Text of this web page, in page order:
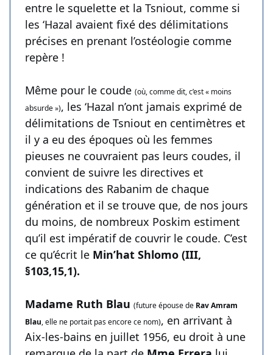
entre le squelette et la Tsniout, comme si
les ‘Hazal avaient fixé des délimitations
précises en prenant l’ostéologie comme
repère !
Même pour le coude (où, comme dit, c’est « moins
absurde »), les ‘Hazal n’ont jamais exprimé de
délimitations de Tsniout en centimètres et
il y a eu des époques où les femmes
pieuses ne couvraient pas leurs coudes, il
convient de suivre les directives et
indications des Rabanim de chaque
génération et il se trouve que, de nos jours
du moins, de nombreux Poskim estiment
qu’il est impératif de couvrir le coude. C’est
ce qu’écrit le Min’hat Shlomo (III,
§103,15,1).
Madame Ruth Blau (future épouse de Rav Amram
Blau, elle ne portait pas encore ce nom), en arrivant à
Aix-les-bains en juillet 1956, eu droit à une